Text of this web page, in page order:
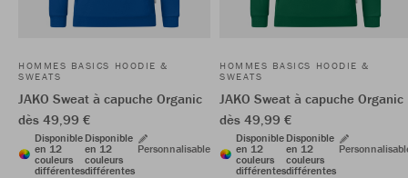
HOMMES BASICS HOODIE &
SWEATS
JAKO Sweat à capuche Organic
dès 49,99 €
Disponible
en 12
couleurs
différentes
Disponible
en 12
couleurs
différentes
Personnalisable
HOMMES BASICS HOODIE &
SWEATS
JAKO Sweat à capuche Organic
dès 49,99 €
Disponible
en 12
couleurs
différentes
Disponible
en 12
couleurs
différentes